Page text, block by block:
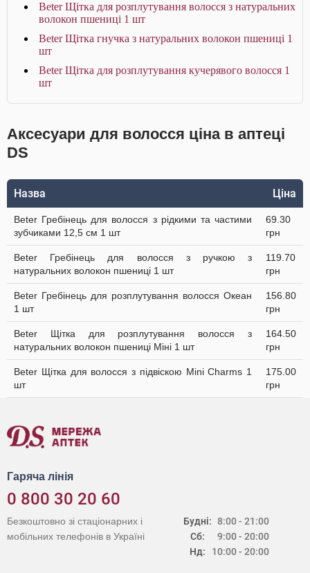
Beter Щітка для розплутування волосся з натуральних
волокон пшениці 1 шт
Beter Щітка гнучка з натуральних волокон пшениці 1
шт
Beter Щітка для розплутування кучерявого волосся 1
шт
Аксесуари для волосся ціна в аптеці
DS
Назва Ціна
Beter Гребінець для волосся з рідкими та частими
зубчиками 12,5 см 1 шт
69.30
грн
Beter Гребінець для волосся з ручкою з
натуральних волокон пшениці 1 шт
119.70
грн
Beter Гребінець для розплутування волосся Океан
1 шт
156.80
грн
Beter Щітка для розплутування волосся з
натуральних волокон пшениці Міні 1 шт
164.50
грн
Beter Щітка для волосся з підвіскою Mini Сharms 1
шт
175.00
грн
Гаряча лінія
0 800 30 20 60
Будні:
Сб:
Нд:
8:00 - 21:00
9:00 - 20:00
10:00 - 20:00
Безкоштовно зі стаціонарних і
мобільних телефонів в Україні